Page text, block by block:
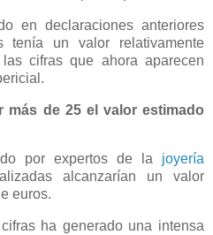
en declaraciones anteriores
un valor relativamente
cifras que ahora aparecen
más de 25 el valor estimado
por expertos de la joyería
alcanzarían un valor
euros.
ha generado una intensa